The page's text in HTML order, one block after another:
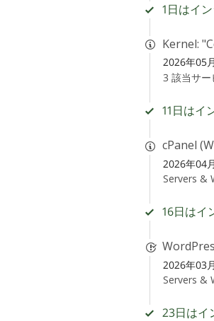
1日はイ
Kernel:
2026年05
3 該当サー
11日はイ
cPanel
2026年04
Servers &
16日はイ
2026年03
Servers &
23日はイ